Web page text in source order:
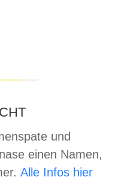
und
einen Namen,
Alle Infos hier